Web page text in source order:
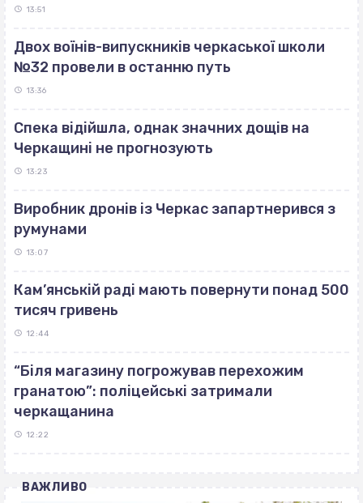
13:51
Двох воїнів-випускників черкаської школи
№32 провели в останню путь
13:36
Спека відійшла, однак значних дощів на
Черкащині не прогнозують
13:23
Виробник дронів із Черкас запартнерився з
румунами
13:07
Кам’янській раді мають повернути понад 500
тисяч гривень
12:44
“Біля магазину погрожував перехожим
гранатою”: поліцейські затримали
черкащанина
12:22
ВАЖЛИВО